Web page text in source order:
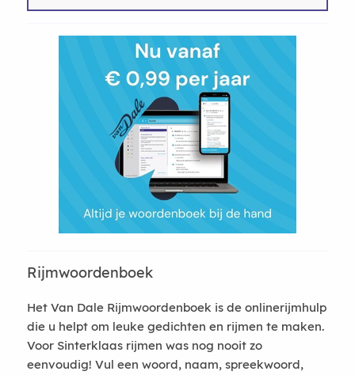
Rijmwoordenboek
Het Van Dale Rijmwoordenboek is de onlinerijmhulp
die u helpt om leuke gedichten en rijmen te maken.
Voor Sinterklaas rijmen was nog nooit zo
eenvoudig! Vul een woord, naam, spreekwoord,